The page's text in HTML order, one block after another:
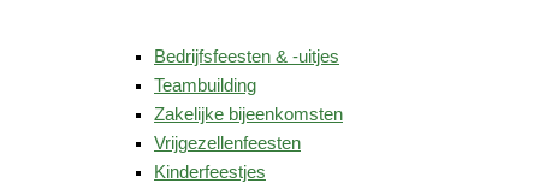
Bedrijfsfeesten & -uitjes
Teambuilding
Zakelijke bijeenkomsten
Vrijgezellenfeesten
Kinderfeestjes